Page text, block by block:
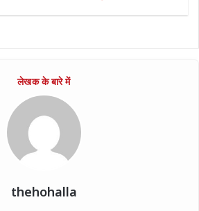
thehohalla